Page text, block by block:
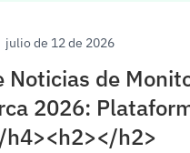
julio de 12 de 2026
Noticias de
2026:
h2>